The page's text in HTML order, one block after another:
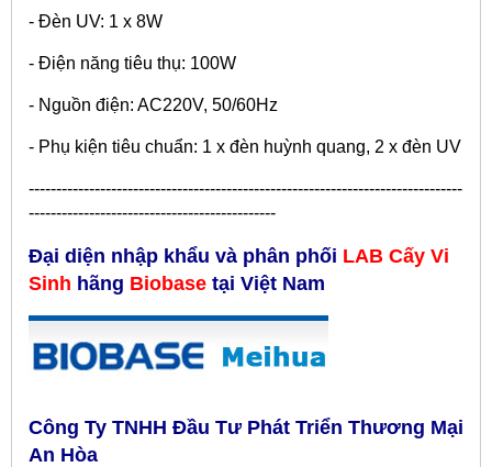
- Đèn UV: 1 x 8W
- Điện năng tiêu thụ: 100W
- Nguồn điện: AC220V, 50/60Hz
- Phụ kiện tiêu chuẩn: 1 x đèn huỳnh quang, 2 x đèn UV
-------------------------------------------------------------------------------
---------------------------------------------
Đại diện nhập khẩu và phân phối LAB Cấy Vi
Sinh hãng Biobase tại Việt Nam
Công Ty TNHH Đầu Tư Phát Triển Thương Mại
An Hòa